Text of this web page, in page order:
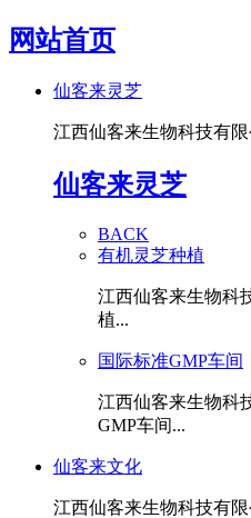
网站首页
仙客来灵芝
江西仙客来生物科技有
仙客来灵芝
BACK
有机灵芝种植
江西仙客来生物科
植...
国际标准GMP车间
江西仙客来生物科
GMP车间...
仙客来文化
江西仙客来生物科技有